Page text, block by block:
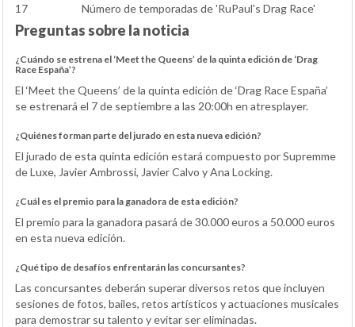
17
Número de temporadas de 'RuPaul's Drag Race'
Preguntas sobre la noticia
¿Cuándo se estrena el ‘Meet the Queens’ de la quinta edición de ‘Drag
Race España’?
El ‘Meet the Queens’ de la quinta edición de ‘Drag Race España’
se estrenará el 7 de septiembre a las 20:00h en atresplayer.
¿Quiénes forman parte del jurado en esta nueva edición?
El jurado de esta quinta edición estará compuesto por Supremme
de Luxe, Javier Ambrossi, Javier Calvo y Ana Locking.
¿Cuál es el premio para la ganadora de esta edición?
El premio para la ganadora pasará de 30.000 euros a 50.000 euros
en esta nueva edición.
¿Qué tipo de desafíos enfrentarán las concursantes?
Las concursantes deberán superar diversos retos que incluyen
sesiones de fotos, bailes, retos artísticos y actuaciones musicales
para demostrar su talento y evitar ser eliminadas.